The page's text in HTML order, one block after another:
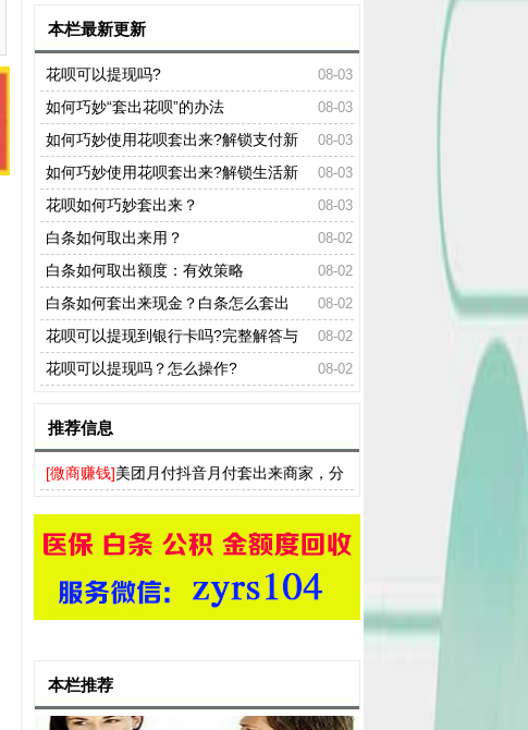
本栏最新更新
08-03
花呗可以提现吗?
08-03
如何巧妙“套出花呗”的办法
08-03
如何巧妙使用花呗套出来?解锁支付新
姿势！ 08-03
如何巧妙使用花呗套出来?解锁生活新
姿势！轻松掌握 08-03
花呗如何巧妙套出来？
08-02
白条如何取出来用？
08-02
白条如何取出额度：有效策略
08-02
白条如何套出来现金？白条怎么套出
来？ 08-02
花呗可以提现到银行卡吗?完整解答与
稳妥替代方案 08-02
花呗可以提现吗？怎么操作?
推荐信息
[微商赚钱]美团月付抖音月付套出来商家，分
本栏推荐